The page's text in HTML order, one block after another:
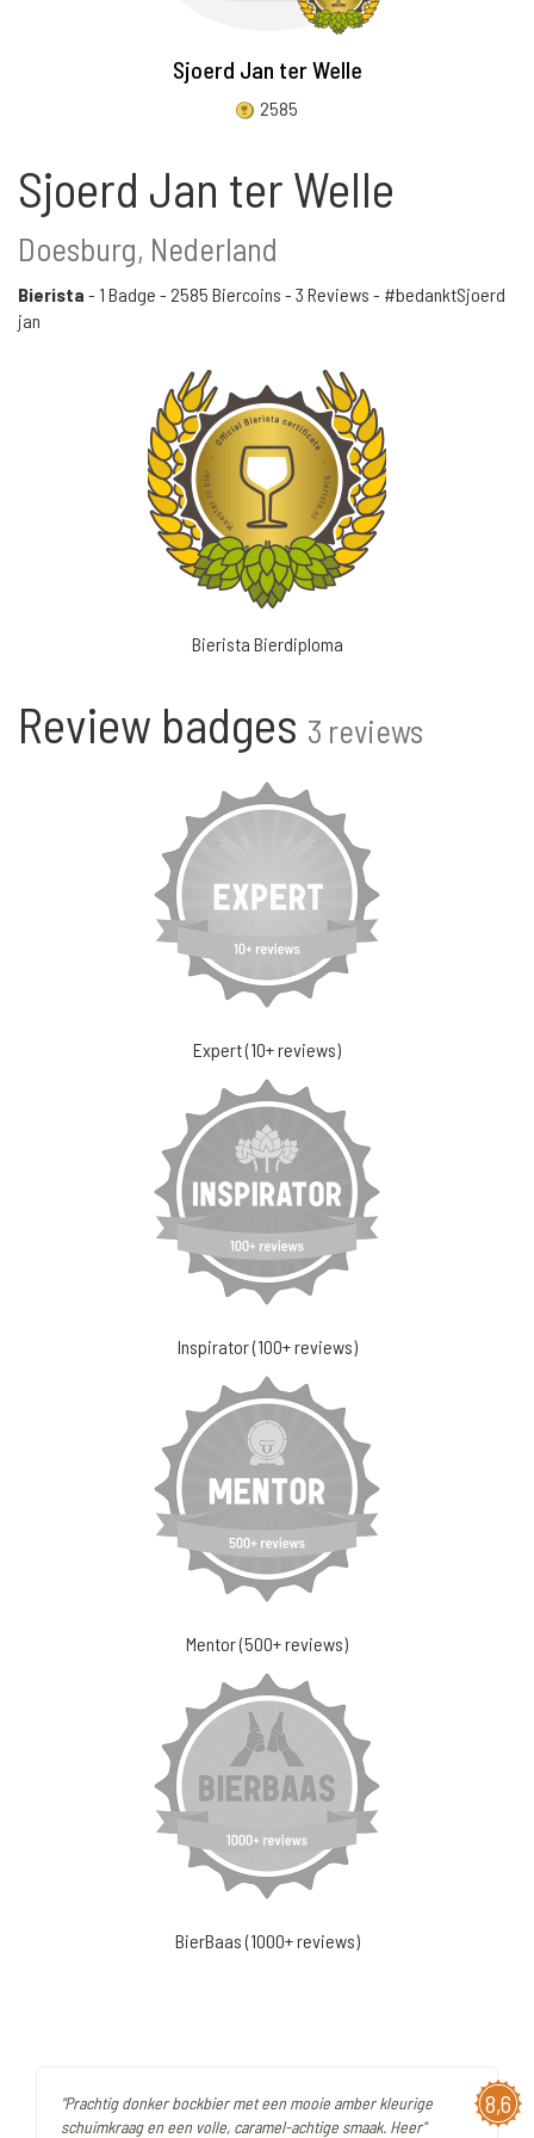
Sjoerd Jan ter Welle
2585
Sjoerd Jan ter Welle
Doesburg, Nederland
Bierista - 1 Badge - 2585 Biercoins - 3 Reviews - #bedanktSjoerd
jan
Bierista Bierdiploma
Review badges 3 reviews
Expert (10+ reviews)
Inspirator (100+ reviews)
Mentor (500+ reviews)
BierBaas (1000+ reviews)
8,6
"Prachtig donker bockbier met een mooie amber kleurige
schuimkraag en een volle, caramel-achtige smaak. Heer"